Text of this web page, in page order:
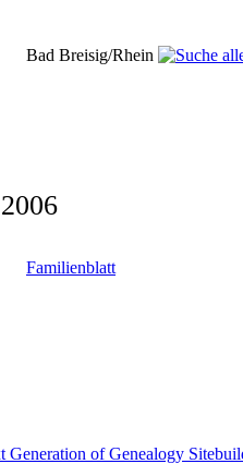
Bad Breisig/Rhein
Familienblatt
Generation of Genealogy